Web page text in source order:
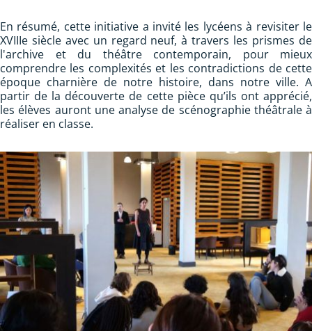
En résumé, cette initiative a invité les lycéens à revisiter le
XVIIIe siècle avec un regard neuf, à travers les prismes de
l'archive et du théâtre contemporain, pour mieux
comprendre les complexités et les contradictions de cette
époque charnière de notre histoire, dans notre ville. A
partir de la découverte de cette pièce qu’ils ont apprécié,
les élèves auront une analyse de scénographie théâtrale à
réaliser en classe.